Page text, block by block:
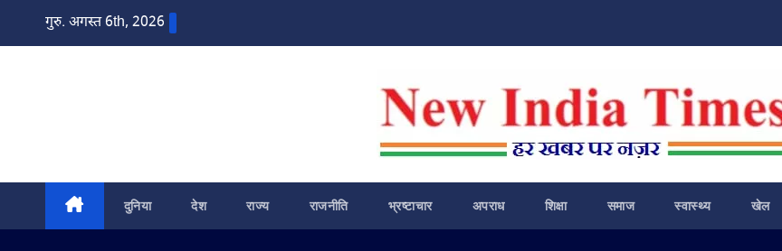
गुरु. अगस्त 6th, 2026
दुनिया देश राज्य राजनीति भ्रष्टाचार अपराध शिक्षा समाज स्वास्थ्य खेल